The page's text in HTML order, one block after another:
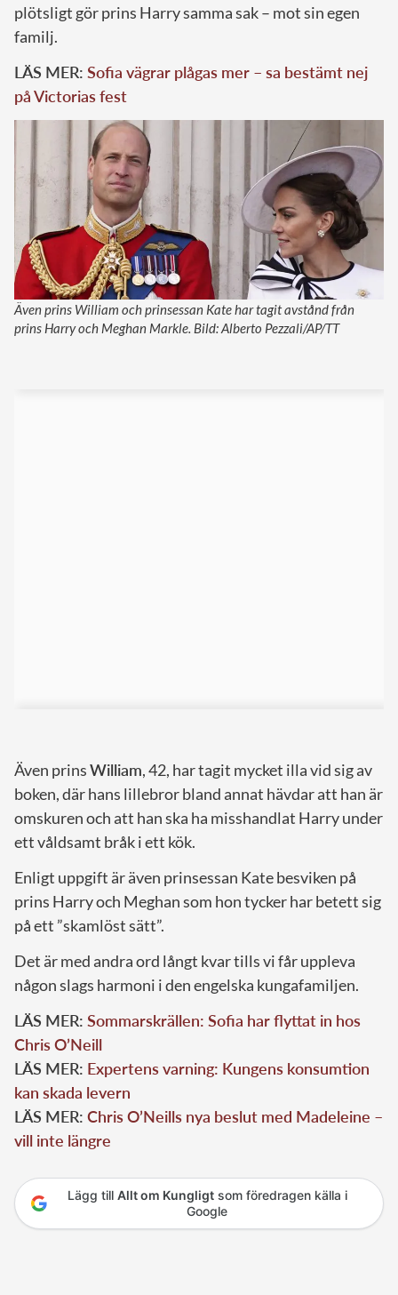
plötsligt gör prins Harry samma sak – mot sin egen
familj.
LÄS MER: Sofia vägrar plågas mer – sa bestämt nej
på Victorias fest
Även prins William och prinsessan Kate har tagit avstånd från
prins Harry och Meghan Markle. Bild: Alberto Pezzali/AP/TT
Även prinsWilliam, 42, har tagit mycket illa vid sig av
boken, där hans lillebror bland annat hävdar att han är
omskuren och att han ska ha misshandlat Harry under
ett våldsamt bråk i ett kök.
Enligt uppgift är även prinsessan Kate besviken på
prins Harry och Meghan som hon tycker har betett sig
på ett ”skamlöst sätt”.
Det är med andra ord långt kvar tills vi får uppleva
någon slags harmoni i den engelska kungafamiljen.
LÄS MER: Sommarskrällen: Sofia har flyttat in hos
Chris O’Neill
LÄS MER: Expertens varning: Kungens konsumtion
kan skada levern
LÄS MER: Chris O’Neills nya beslut med Madeleine –
vill inte längre
Lägg till Allt om Kungligtsom föredragen källa i
Google